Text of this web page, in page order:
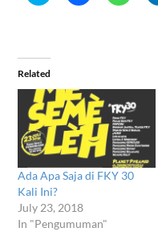
new
window)
Related
Ada Apa Saja di FKY 30
Kali Ini?
July 23, 2018
In "Pengumuman"